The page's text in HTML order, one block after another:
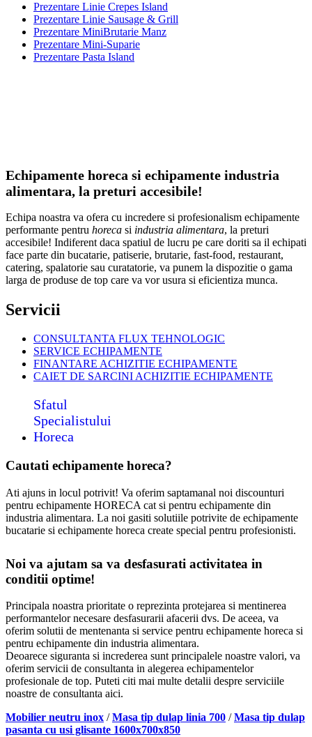
Prezentare Linie Crepes Island
Prezentare Linie Sausage & Grill
Prezentare MiniBrutarie Manz
Prezentare Mini-Suparie
Prezentare Pasta Island
Echipamente horeca si echipamente industria
alimentara, la preturi accesibile!
Echipa noastra va ofera cu incredere si profesionalism echipamente
performante pentru horeca si industria alimentara, la preturi
accesibile! Indiferent daca spatiul de lucru pe care doriti sa il echipati
face parte din bucatarie, patiserie, brutarie, fast-food, restaurant,
catering, spalatorie sau curatatorie, va punem la dispozitie o gama
larga de produse de top care va vor usura si eficientiza munca.
Servicii
CONSULTANTA FLUX TEHNOLOGIC
SERVICE ECHIPAMENTE
FINANTARE ACHIZITIE ECHIPAMENTE
CAIET DE SARCINI ACHIZITIE ECHIPAMENTE
Sfatul
Specialistului
Horeca
Cautati echipamente horeca?
Ati ajuns in locul potrivit! Va oferim saptamanal noi discounturi
pentru echipamente HORECA cat si pentru echipamente din
industria alimentara. La noi gasiti solutiile potrivite de echipamente
bucatarie si echipamente horeca create special pentru profesionisti.
Noi va ajutam sa va desfasurati activitatea in
conditii optime!
Principala noastra prioritate o reprezinta protejarea si mentinerea
performantelor necesare desfasurarii afacerii dvs. De aceea, va
oferim solutii de mentenanta si service pentru echipamente horeca si
pentru echipamente din industria alimentara.
Deoarece siguranta si increderea sunt principalele noastre valori, va
oferim servicii de consultanta in alegerea echipamentelor
profesionale de top. Puteti citi mai multe detalii despre serviciile
noastre de consultanta aici.
Mobilier neutru inox /Masa tip dulap linia 700 /Masa tip dulap
pasanta cu usi glisante 1600x700x850